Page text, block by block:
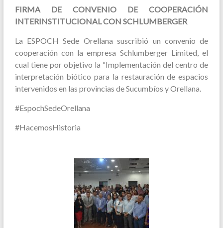
FIRMA DE CONVENIO DE COOPERACIÓN
INTERINSTITUCIONAL CON SCHLUMBERGER
La ESPOCH Sede Orellana suscribió un convenio de
cooperación con la empresa Schlumberger Limited, el
cual tiene por objetivo la “Implementación del centro de
interpretación biótico para la restauración de espacios
intervenidos en las provincias de Sucumbíos y Orellana.
#EspochSedeOrellana
#HacemosHistoria